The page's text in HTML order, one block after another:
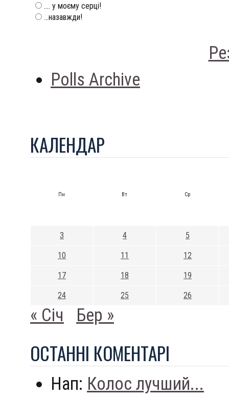
.... у моєму серці!
...назавжди!
Polls Archive
КАЛЕНДАР
Пн Вт Ср
3 4 5
10 11 12
17 18 19
24 25 26
« Січ Бер »
ОСТАННI КОМЕНТАРI
Нап: Колос лучший...